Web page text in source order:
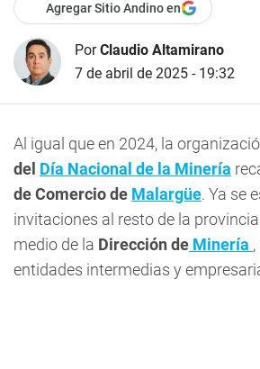
Agregar Sitio Andino en
PorClaudio Altamirano
7 de abril de 2025 - 19:32
Al igual que en 2024, la
del Día Nacional de la Minería
de Comercio de Malargüe. Ya se
invitaciones al resto de la
medio de la Dirección de Minería
entidades intermedias y